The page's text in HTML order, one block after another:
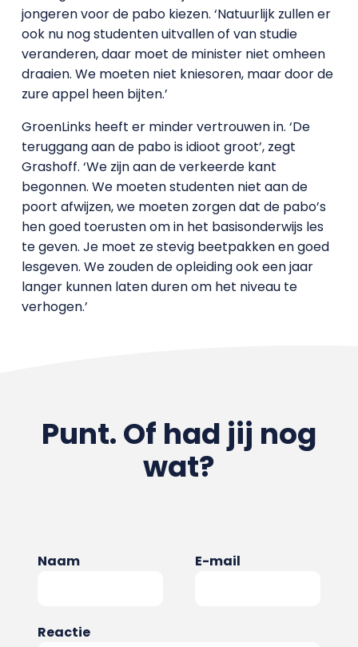
jongeren voor de pabo kiezen. ‘Natuurlijk zullen er
ook nu nog studenten uitvallen of van studie
veranderen, daar moet de minister niet omheen
draaien. We moeten niet kniesoren, maar door de
zure appel heen bijten.’
GroenLinks heeft er minder vertrouwen in. ‘De
teruggang aan de pabo is idioot groot’, zegt
Grashoff. ‘We zijn aan de verkeerde kant
begonnen. We moeten studenten niet aan de
poort afwijzen, we moeten zorgen dat de pabo’s
hen goed toerusten om in het basisonderwijs les
te geven. Je moet ze stevig beetpakken en goed
lesgeven. We zouden de opleiding ook een jaar
langer kunnen laten duren om het niveau te
verhogen.’
Punt. Of had jij nog
wat?
Naam E-mail
Reactie